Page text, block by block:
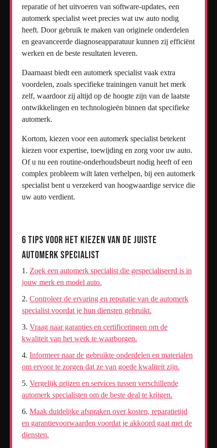
reparatie of het uitvoeren van software-updates, een
automerk specialist weet precies wat uw auto nodig
heeft. Door gebruik te maken van originele onderdelen
en geavanceerde diagnoseapparatuur kunnen zij efficiënt
werken en de beste resultaten leveren.
Daarnaast biedt een automerk specialist vaak extra
voordelen, zoals specifieke trainingen vanuit het merk
zelf, waardoor zij altijd op de hoogte zijn van de laatste
ontwikkelingen en technologieën binnen dat specifieke
automerk.
Kortom, kiezen voor een automerk specialist betekent
kiezen voor expertise, toewijding en zorg voor uw auto.
Of u nu een routine-onderhoudsbeurt nodig heeft of een
complex probleem wilt laten verhelpen, bij een automerk
specialist bent u verzekerd van hoogwaardige service die
uw auto verdient.
6 Tips voor het Kiezen van de Juiste
Automerk Specialist
Zoek een automerk specialist die gespecialiseerd is in
jouw merk en model auto.
Controleer de ervaring en reputatie van de automerk
specialist voordat je hun diensten gebruikt.
Vraag naar garanties en certificeringen om de
kwaliteit van het werk te waarborgen.
Informeer naar de gebruikte onderdelen en materialen
om ervoor te zorgen dat ze van goede kwaliteit zijn.
Vergelijk prijzen en services tussen verschillende
automerk specialisten om de beste deal te krijgen.
Maak duidelijke afspraken over kosten, reparatietijd
en garantievoorwaarden voordat je akkoord gaat met de
diensten.